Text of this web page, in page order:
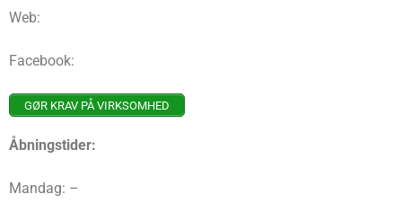
Web:
Facebook:
GØR KRAV PÅ VIRKSOMHED
Åbningstider:
Mandag: –